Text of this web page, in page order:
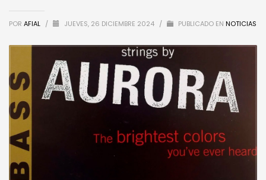
POR AFIAL / JUEVES, 26 DICIEMBRE 2024 / PUBLICADO EN NOTICIAS